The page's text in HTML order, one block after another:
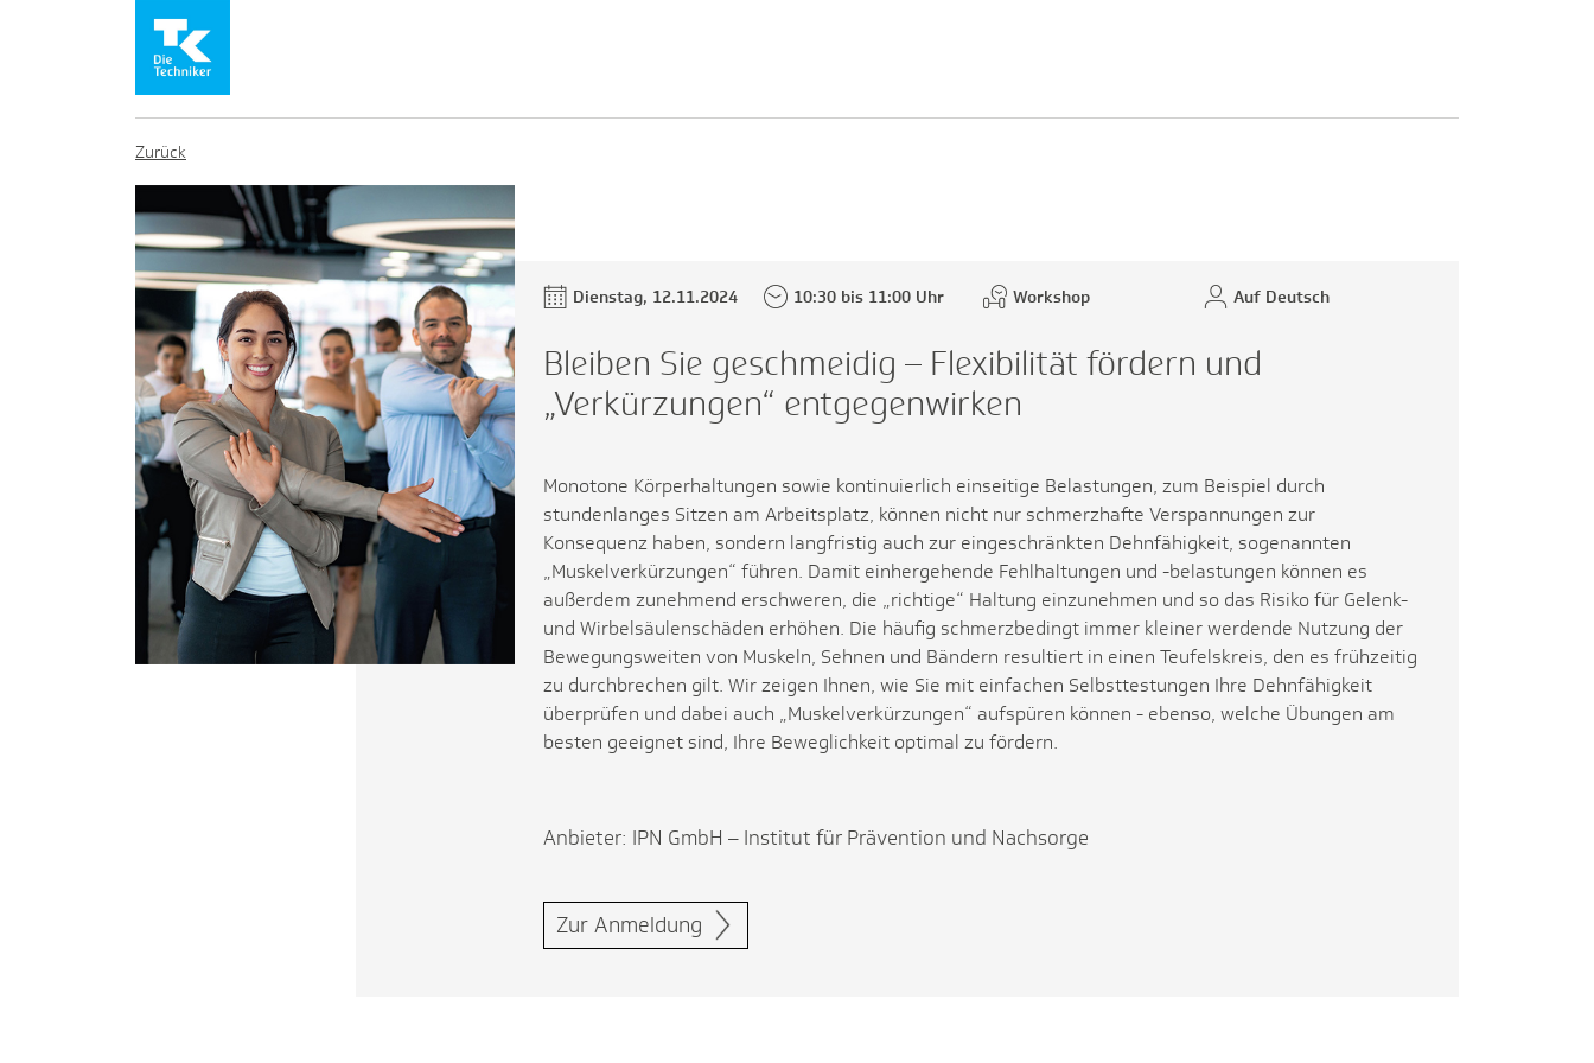
Zurück
Dienstag, 12.11.2024 10:30 bis 11:00 Uhr Workshop Auf Deutsch
Bleiben Sie geschmeidig – Flexibilität fördern und
„Verkürzungen“ entgegenwirken
Monotone Körperhaltungen sowie kontinuierlich einseitige Belastungen, zum Beispiel durch
stundenlanges Sitzen am Arbeitsplatz, können nicht nur schmerzhafte Verspannungen zur
Konsequenz haben, sondern langfristig auch zur eingeschränkten Dehnfähigkeit, sogenannten
„Muskelverkürzungen“ führen. Damit einhergehende Fehlhaltungen und -belastungen können es
außerdem zunehmend erschweren, die „richtige“ Haltung einzunehmen und so das Risiko für Gelenk-
und Wirbelsäulenschäden erhöhen. Die häufig schmerzbedingt immer kleiner werdende Nutzung der
Bewegungsweiten von Muskeln, Sehnen und Bändern resultiert in einen Teufelskreis, den es frühzeitig
zu durchbrechen gilt. Wir zeigen Ihnen, wie Sie mit einfachen Selbsttestungen Ihre Dehnfähigkeit
überprüfen und dabei auch „Muskelverkürzungen“ aufspüren können - ebenso, welche Übungen am
besten geeignet sind, Ihre Beweglichkeit optimal zu fördern.
Anbieter: IPN GmbH – Institut für Prävention und Nachsorge
Zur Anmeldung